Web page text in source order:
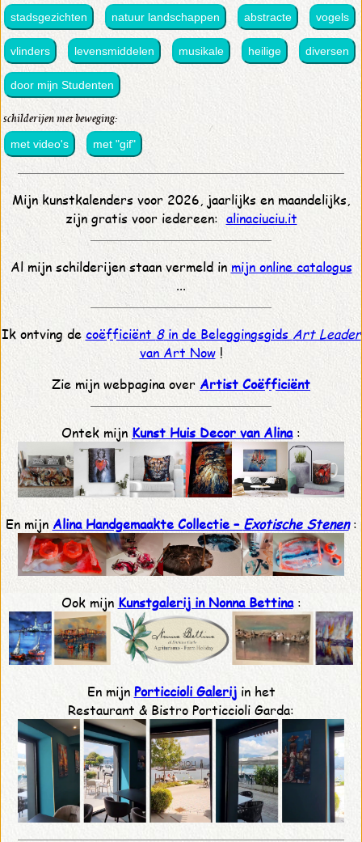
stadsgezichten natuur landschappen abstracte vogels
vlinders levensmiddelen musikale heilige diversen
door mijn Studenten
schilderijen met beweging:
met video's met "gif"
Mijn kunstkalenders voor 2026, jaarlijks en maandelijks,
zijn gratis voor iedereen: alinaciuciu.it
Al mijn schilderijen staan vermeld in mijn online catalogus
...
Ik ontving de coëfficiënt 8in de Beleggingsgids Art Leader
van Art Now!
Zie mijn webpagina over Artist Coëfficiënt
Ontek mijn Kunst Huis Decor van Alina :
En mijn Alina Handgemaakte Collectie – Exotische Stenen:
Ook mijn Kunstgalerij in Nonna Bettina :
En mijn Porticcioli Galerij in het
Restaurant & Bistro Porticcioli Garda: